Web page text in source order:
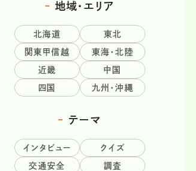
地域・エリア
北海道 東北
関東甲信越 東海・北陸
近畿 中国
四国 九州・沖縄
テーマ
インタビュー クイズ
交通安全 調査